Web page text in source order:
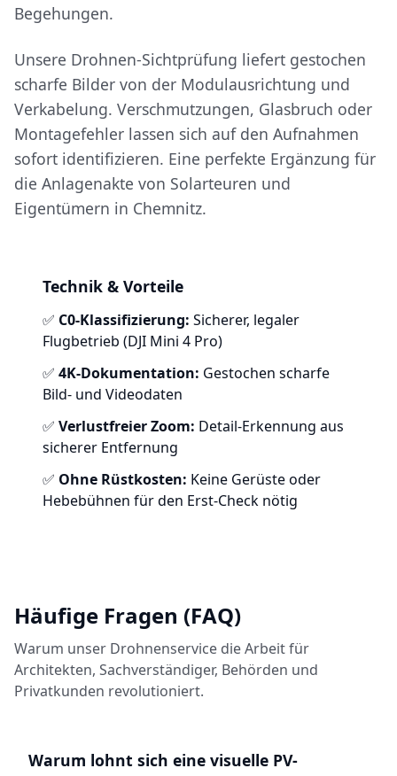
Begehungen.
Unsere Drohnen-Sichtprüfung liefert gestochen
scharfe Bilder von der Modulausrichtung und
Verkabelung. Verschmutzungen, Glasbruch oder
Montagefehler lassen sich auf den Aufnahmen
sofort identifizieren. Eine perfekte Ergänzung für
die Anlagenakte von Solarteuren und
Eigentümern in Chemnitz.
Technik & Vorteile
✅ C0-Klassifizierung: Sicherer, legaler
Flugbetrieb (DJI Mini 4 Pro)
✅ 4K-Dokumentation: Gestochen scharfe
Bild- und Videodaten
✅ Verlustfreier Zoom: Detail-Erkennung aus
sicherer Entfernung
✅ Ohne Rüstkosten: Keine Gerüste oder
Hebebühnen für den Erst-Check nötig
Häufige Fragen (FAQ)
Warum unser Drohnenservice die Arbeit für
Architekten, Sachverständiger, Behörden und
Privatkunden revolutioniert.
Warum lohnt sich eine visuelle PV-